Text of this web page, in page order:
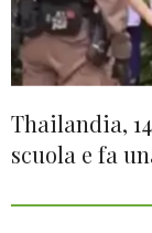
Thailandia,
scuola e fa